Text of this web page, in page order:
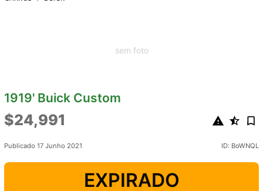
sem foto
1919' Buick Custom
$24,991
Publicado 17 Junho 2021 ID: BoWNQL
EXPIRADO